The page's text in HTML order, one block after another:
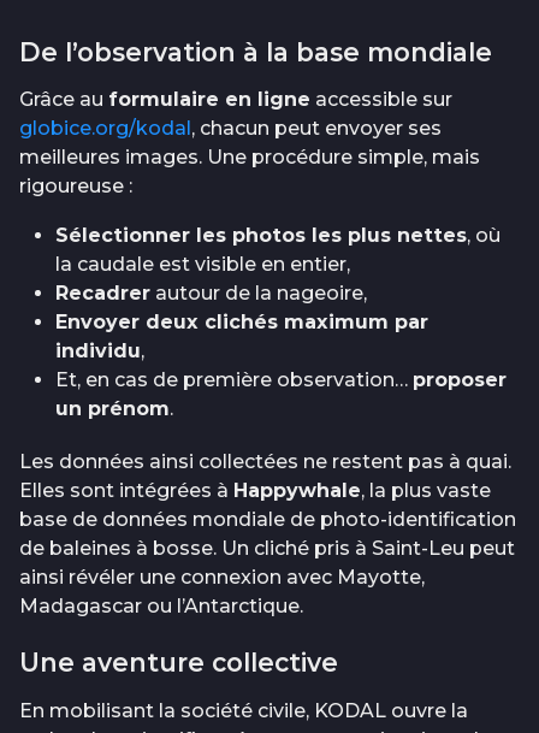
De l’observation à la base mondiale
Grâce au formulaire en ligne accessible sur
globice.org/kodal , chacun peut envoyer ses
meilleures images. Une procédure simple, mais
rigoureuse :
Sélectionner les photos les plus nettes, où
la caudale est visible en entier,
Recadrer autour de la nageoire,
Envoyer deux clichés maximum par
individu,
Et, en cas de première observation… proposer
un prénom.
Les données ainsi collectées ne restent pas à quai.
Elles sont intégrées à Happywhale, la plus vaste
base de données mondiale de photo-identification
de baleines à bosse. Un cliché pris à Saint-Leu peut
ainsi révéler une connexion avec Mayotte,
Madagascar ou l’Antarctique.
Une aventure collective
En mobilisant la société civile, KODAL ouvre la